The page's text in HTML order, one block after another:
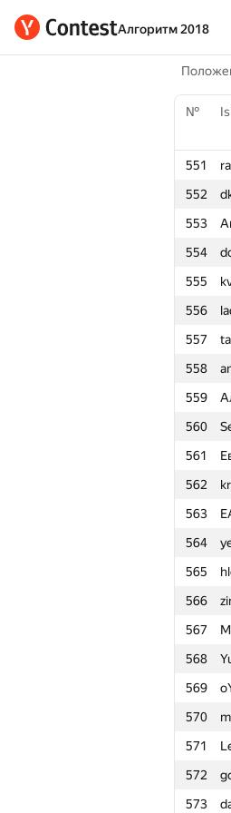
Алгоритм 2018
№
551
552
553
554
555
556
557
558
559
560
561
562
563
564
565
566
567
568
569
570
571
572
573
№